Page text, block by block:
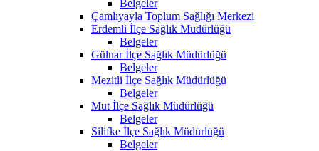
Belgeler
Çamlıyayla Toplum Sağlığı Merkezi
Erdemli İlçe Sağlık Müdürlüğü
Belgeler
Gülnar İlçe Sağlık Müdürlüğü
Belgeler
Mezitli İlçe Sağlık Müdürlüğü
Belgeler
Mut İlçe Sağlık Müdürlüğü
Belgeler
Silifke İlçe Sağlık Müdürlüğü
Belgeler